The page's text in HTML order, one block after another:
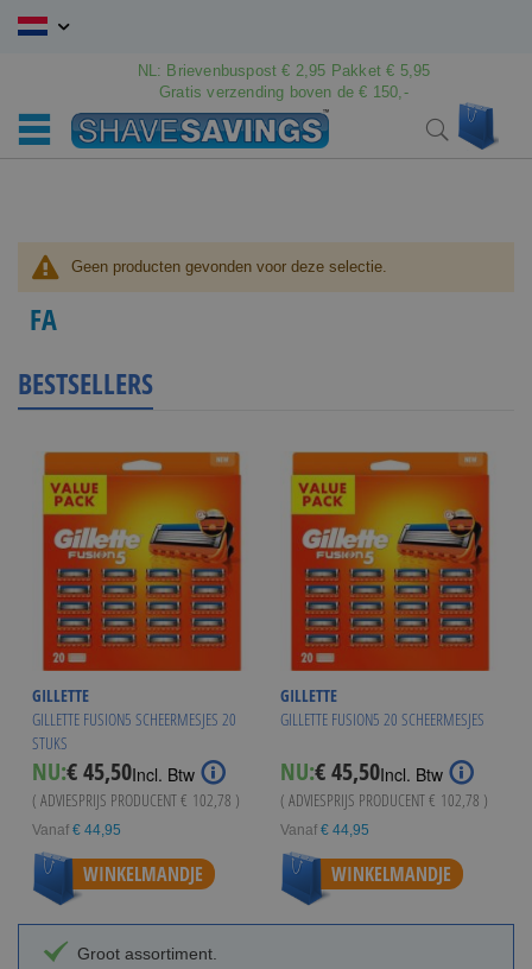
Ga
NL: Brievenbuspost € 2,95 Pakket € 5,95
Gratis verzending boven de € 150,-
Search
Geen producten gevonden voor deze selectie.
FA
BESTSELLERS
GILLETTE
GILLETTE FUSION5 SCHEERMESJES 20
STUKS
NU:€ 45,50Incl. Btw
( ADVIESPRIJS PRODUCENT€ 102,78 )
Vanaf € 44,95
WINKELMANDJE
GILLETTE
GILLETTE FUSION5 20 SCHEERMESJES
NU:€ 45,50Incl. Btw
( ADVIESPRIJS PRODUCENT€ 102,78 )
Vanaf € 44,95
WINKELMANDJE
Groot assortiment.